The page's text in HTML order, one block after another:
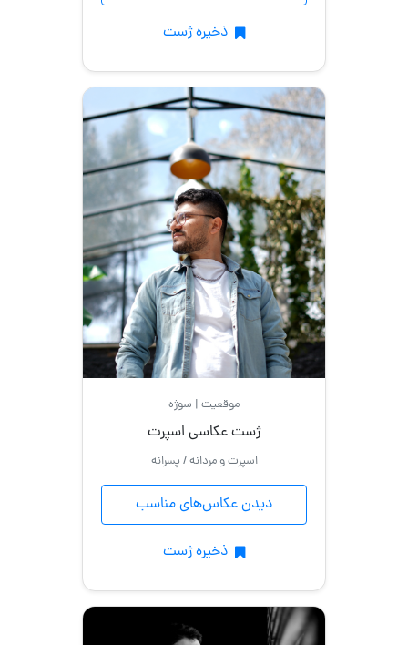
ذخیره ژست
موقعیت | سوژه
ژست عکاسی اسپرت
اسپرت و مردانه / پسرانه
دیدن عکاس‌های مناسب
ذخیره ژست